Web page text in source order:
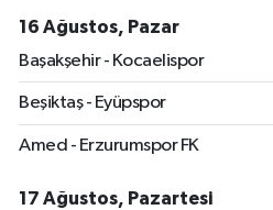
16 Ağustos, Pazar
Başakşehir - Kocaelispor
Beşiktaş - Eyüpspor
Amed - Erzurumspor FK
17 Ağustos, Pazartesi